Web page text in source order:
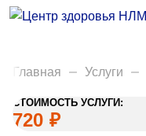
Анализы
Акции
Пациентам
Вакансии
Главная Услуги
СТОИМОСТЬ УСЛУГИ:
720 ₽